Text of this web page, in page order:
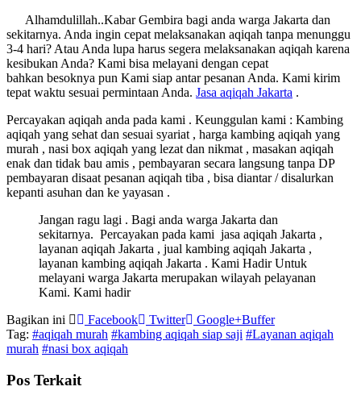
Alhamdulillah..Kabar Gembira bagi anda warga Jakarta dan
sekitarnya. Anda ingin cepat melaksanakan aqiqah tanpa menunggu
3-4 hari? Atau Anda lupa harus segera melaksanakan aqiqah karena
kesibukan Anda? Kami bisa melayani dengan cepat
bahkan besoknya pun Kami siap antar pesanan Anda. Kami kirim
tepat waktu sesuai permintaan Anda. Jasa aqiqah Jakarta .
Percayakan aqiqah anda pada kami . Keunggulan kami : Kambing
aqiqah yang sehat dan sesuai syariat , harga kambing aqiqah yang
murah , nasi box aqiqah yang lezat dan nikmat , masakan aqiqah
enak dan tidak bau amis , pembayaran secara langsung tanpa DP
pembayaran disaat pesanan aqiqah tiba , bisa diantar / disalurkan
kepanti asuhan dan ke yayasan .
Jangan ragu lagi . Bagi anda warga Jakarta dan
sekitarnya. Percayakan pada kami jasa aqiqah Jakarta ,
layanan aqiqah Jakarta , jual kambing aqiqah Jakarta ,
layanan kambing aqiqah Jakarta . Kami Hadir Untuk
melayani warga Jakarta merupakan wilayah pelayanan
Kami. Kami hadir
Bagikan ini
Facebook Twitter Google+Buffer
Tag: #aqiqah murah #kambing aqiqah siap saji #Layanan aqiqah
murah #nasi box aqiqah
Pos Terkait